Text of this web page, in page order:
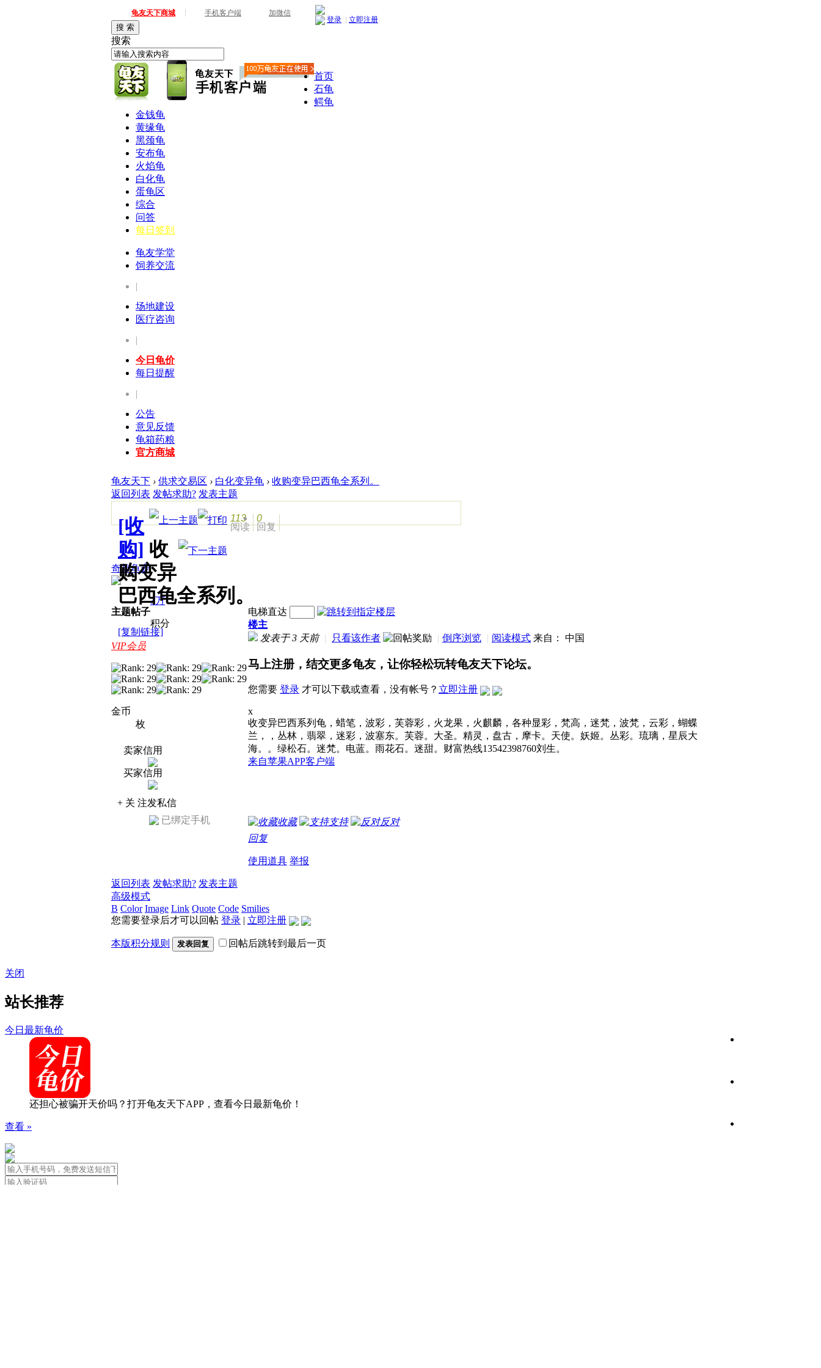
龟友天下商城 手机客户端 加微信
登录 立即注册
搜 索
搜索
首页
石龟
鳄龟
金钱龟
黄缘龟
黑颈龟
安布龟
火焰龟
白化龟
蛋龟区
综合
问答
每日签到
龟友学堂
饲养交流
|
场地建设
医疗咨询
|
今日龟价
每日提醒
|
公告
意见反馈
龟箱药粮
官方商城
龟友天下 › 供求交易区 › 白化变异龟 › 收购变异巴西龟全系列。
返回列表 发帖求助? 发表主题
113
阅读
0
回复
[收
购] 收
购变异
巴西龟全系列。
[复制链接]
奇趣龟宠
主题帖子
3万
积分
VIP会员
金币
枚
卖家信用
买家信用
+ 关 注发私信
已绑定手机
电梯直达
楼主
发表于3 天前 | 只看该作者 | 倒序浏览 | 阅读模式 来自： 中国
马上注册，结交更多龟友，让你轻松玩转龟友天下论坛。
您需要 登录 才可以下载或查看，没有帐号？ 立即注册
x
收变异巴西系列龟，蜡笔，波彩，芙蓉彩，火龙果，火麒麟，各种显彩，梵高，迷梵，波梵，云彩，蝴蝶
兰，，丛林，翡翠，迷彩，波塞东。芙蓉。大圣。精灵，盘古，摩卡。天使。妖姬。丛彩。琉璃，星辰大
海。。绿松石。迷梵。电蓝。雨花石。迷甜。财富热线13542398760刘生。
来自苹果APP客户端
收藏 支持
反对
回复
使用道具 举报
返回列表 发帖求助? 发表主题
高级模式
B Color Image Link Quote Code Smilies
您需要登录后才可以回帖 登录 | 立即注册
本版积分规则 发表回复 回帖后跳转到最后一页
关闭
站长推荐
今日最新龟价
还担心被骗开天价吗？打开龟友天下APP，查看今日最新龟价！
查看 »